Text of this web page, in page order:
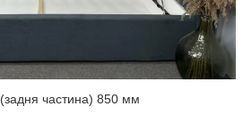
(задня частина) 850 мм